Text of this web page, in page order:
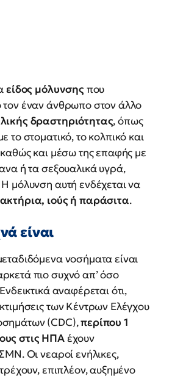
είδος μόλυνσηςπου
τον έναν άνθρωπο στον άλλο
δραστηριότητας, όπως
το στοματικό, το κολπικό και
και μέσω της επαφής με
ή τα σεξουαλικά υγρά,
μόλυνση αυτή ενδέχεται να
ιούς ή παράσιτα.
είναι
νοσήματα είναι
πιο συχνό απ’ όσο
αναφέρεται ότι,
των Κέντρων Ελέγχου
(CDC),περίπου 1
στις ΗΠΑέχουν
Οι νεαροί ενήλικες,
επιπλέον, αυξημένο